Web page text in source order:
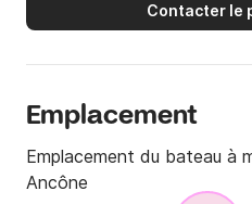
Contacter le
Emplacement
Emplacement du bateau à
Ancône